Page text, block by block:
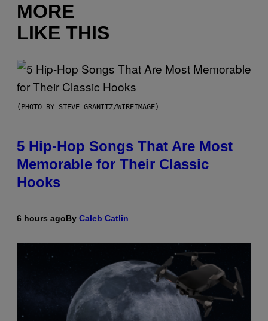
MORE
LIKE THIS
(PHOTO BY STEVE GRANITZ/WIREIMAGE)
5 Hip-Hop Songs That Are Most
Memorable for Their Classic
Hooks
6 hours agoBy Caleb Catlin